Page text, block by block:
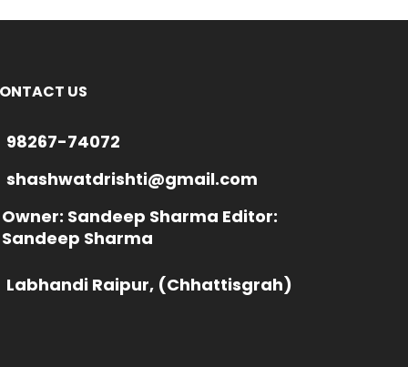
US
98267-74072
shashwatdrishti@gmail.com
Owner: Sandeep Sharma Editor:
Sandeep Sharma
Labhandi Raipur, (Chhattisgrah)